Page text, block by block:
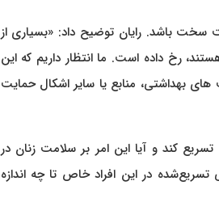
سخت باشد. رایان توضیح داد: «بسیاری از
رخ داده است. ما انتظار داریم که این
بهداشتی، منابع یا سایر اشکال حمایت
کند و آیا این امر بر سلامت زنان در
در این افراد خاص تا چه اندازه